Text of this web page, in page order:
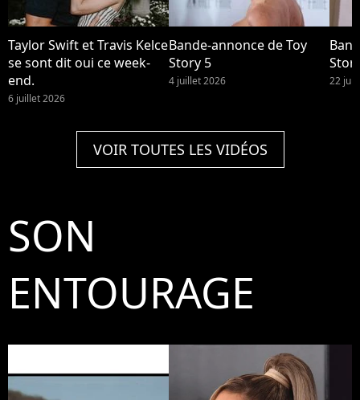
Taylor Swift et Travis Kelce
se sont dit oui ce week-
end.
6 juillet 2026
Bande-annonce de Toy
Story 5
4 juillet 2026 22
VOIR TOUTES LES VIDÉOS
SON
ENTOURAGE